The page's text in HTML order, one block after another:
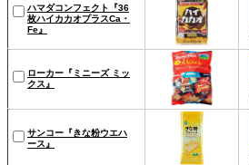
ハマダコンフェクト『36
枚ハイカカオプラスCa・
Fe』
ローカー『ミニーズ ミッ
クス』
サンコー『きな粉ウエハ
ース』